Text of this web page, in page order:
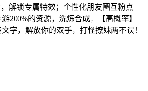
解锁专属特效；个性化朋友圈互粉点
的资源，洗炼合成，【高概率】
字，解放你的双手，打怪撩妹两不误！